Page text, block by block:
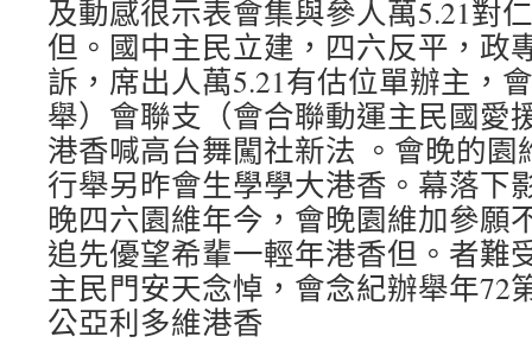
及動感很示表會集與參人萬5.21對
但。國中主民立建，四六反平，政
訴，席出人萬5.21有估位單辦主，
舉）會聯支（會合聯動運主民國愛
港香喊高台舞闖社新法 。會晚的
行舉另昨會生學學大港香。幕落下
晚四六園維年今，會晚園維加參願
追先優望希輩一輕年港香但。者難
主民門安天念悼，會念紀辦舉年72
公亞利多維港香